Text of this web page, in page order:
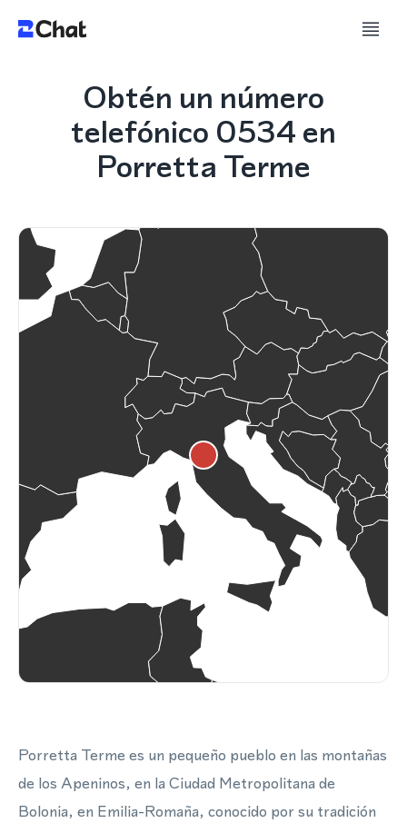
Obtén un número
telefónico 0534 en
Porretta Terme
Porretta Terme es un pequeño pueblo en las montañas
de los Apeninos, en la Ciudad Metropolitana de
Bolonia, en Emilia-Romaña, conocido por su tradición